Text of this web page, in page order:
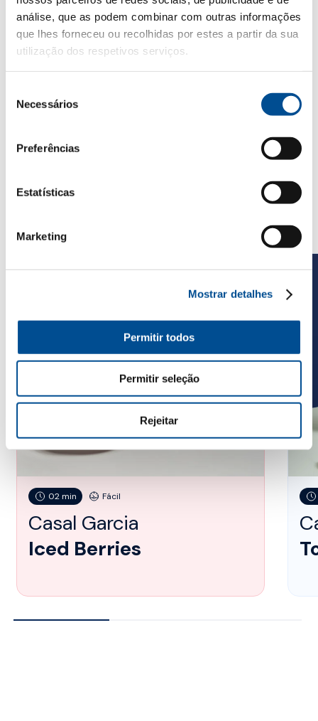
análise, que as podem combinar com outras informações
que lhes forneceu ou recolhidas por estes a partir da sua
utilização dos respetivos serviços.
Necessários
Preferências
Estatísticas
Marketing
Mostrar detalhes
Permitir todos
Permitir seleção
Rejeitar
COCKTAILS
JÁ EXPERIMENTASTE
02 min Fácil
Casal Garcia
Iced Berries